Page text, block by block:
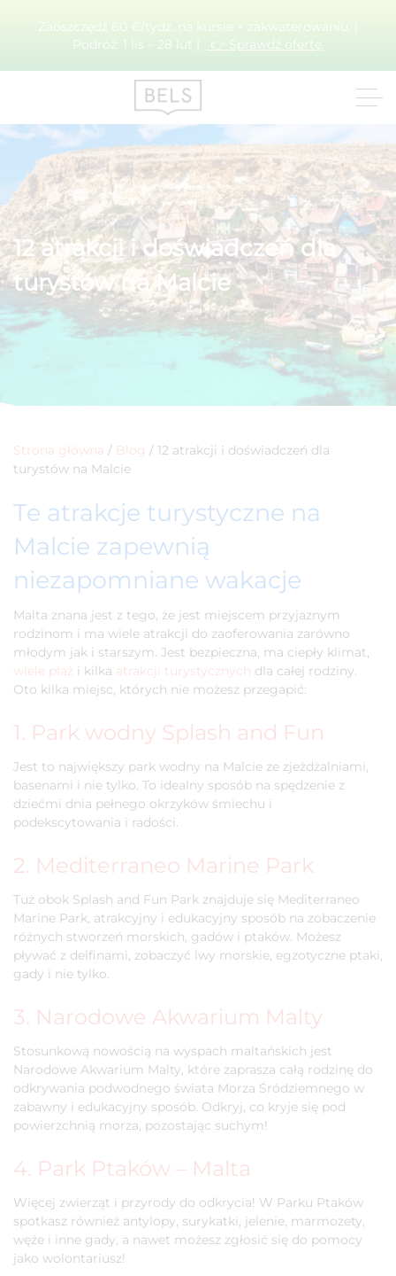
Zaoszczędź 60 €/tydz. na kursie + zakwaterowaniu. |
Podróż: 1 lis – 28 lut |
👉 Sprawdź ofertę.
12 atrakcji i doświadczeń dla
turystów na Malcie
Strona główna / Blog / 12 atrakcji i doświadczeń dla
turystów na Malcie
Te atrakcje turystyczne na
Malcie zapewnią
niezapomniane wakacje
Malta znana jest z tego, że jest miejscem przyjaznym
rodzinom i ma wiele atrakcji do zaoferowania zarówno
młodym jak i starszym. Jest bezpieczna, ma ciepły klimat,
wiele plaż i kilka atrakcji turystycznych dla całej rodziny.
Oto kilka miejsc, których nie możesz przegapić:
1. Park wodny Splash and Fun
Jest to największy park wodny na Malcie ze zjeżdżalniami,
basenami i nie tylko. To idealny sposób na spędzenie z
dziećmi dnia pełnego okrzyków śmiechu i
podekscytowania i radości.
2. Mediterraneo Marine Park
Tuż obok Splash and Fun Park znajduje się Mediterraneo
Marine Park, atrakcyjny i edukacyjny sposób na zobaczenie
różnych stworzeń morskich, gadów i ptaków. Możesz
pływać z delfinami, zobaczyć lwy morskie, egzotyczne ptaki,
gady i nie tylko.
3. Narodowe Akwarium Malty
Stosunkową nowością na wyspach maltańskich jest
Narodowe Akwarium Malty, które zaprasza całą rodzinę do
odkrywania podwodnego świata Morza Śródziemnego w
zabawny i edukacyjny sposób. Odkryj, co kryje się pod
powierzchnią morza, pozostając suchym!
4. Park Ptaków – Malta
Więcej zwierząt i przyrody do odkrycia! W Parku Ptaków
spotkasz również antylopy, surykatki, jelenie, marmozety,
węże i inne gady, a nawet możesz zgłosić się do pomocy
jako wolontariusz!